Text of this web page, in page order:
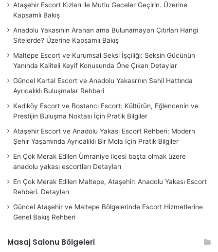
Ataşehir Escort Kızları ile Mutlu Geceler Geçirin. Üzerine
Kapsamlı Bakış
Anadolu Yakasının Aranan ama Bulunamayan Çıtırları Hangi
Sitelerde? Üzerine Kapsamlı Bakış
Maltepe Escort ve Kurumsal Seksi İşçiliği: Seksin Gücünün
Yanında Kaliteli Keyif Konusunda Öne Çıkan Detaylar
Güncel Kartal Escort ve Anadolu Yakası’nın Sahil Hattında
Ayrıcalıklı Buluşmalar Rehberi
Kadıköy Escort ve Bostancı Escort: Kültürün, Eğlencenin ve
Prestijin Buluşma Noktası İçin Pratik Bilgiler
Ataşehir Escort ve Anadolu Yakası Escort Rehberi: Modern
Şehir Yaşamında Ayrıcalıklı Bir Mola İçin Pratik Bilgiler
En Çok Merak Edilen Ümraniye ilçesi başta olmak üzere
anadolu yakası escortları Detayları
En Çok Merak Edilen Maltepe, Ataşehir: Anadolu Yakası Escort
Rehberi. Detayları
Güncel Ataşehir ve Maltepe Bölgelerinde Escort Hizmetlerine
Genel Bakış Rehberi
Masaj Salonu Bölgeleri